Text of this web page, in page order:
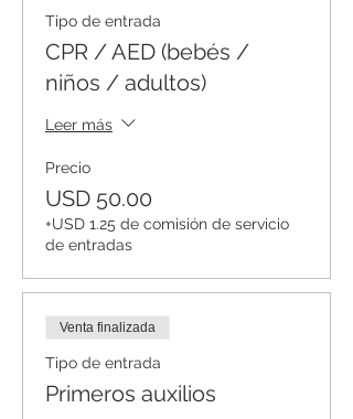
Tipo de entrada
CPR / AED (bebés /
niños / adultos)
Leer más
Precio
USD 50.00
+USD 1.25 de comisión de servicio
de entradas
Venta finalizada
Tipo de entrada
Primeros auxilios